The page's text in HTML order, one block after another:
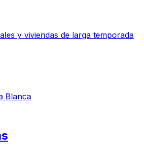
y viviendas de larga temporada
Blanca